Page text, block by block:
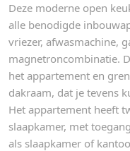
Deze moderne open
alle benodigde
vriezer, afwasmachine,
magnetroncombinatie.
het appartement en
dakraam, dat je tevens
Het appartement heeft
slaapkamer, met
als slaapkamer of